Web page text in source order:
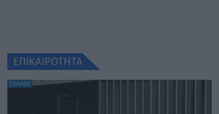
ΕΠΙΚΑΙΡΟΤΗΤΑ
ΕΛΛΑΔΑ